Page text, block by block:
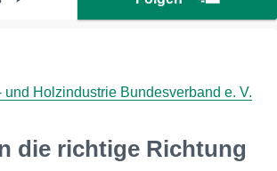
und Holzindustrie Bundesverband e. V.
die richtige Richtung